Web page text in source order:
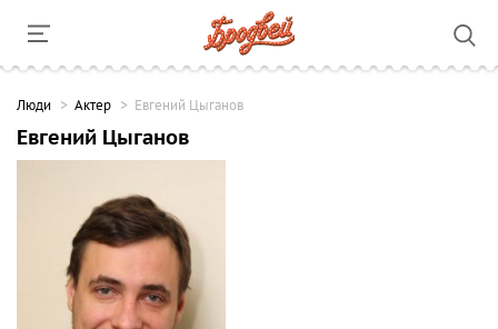
Люди Актер Евгений Цыганов
Евгений Цыганов